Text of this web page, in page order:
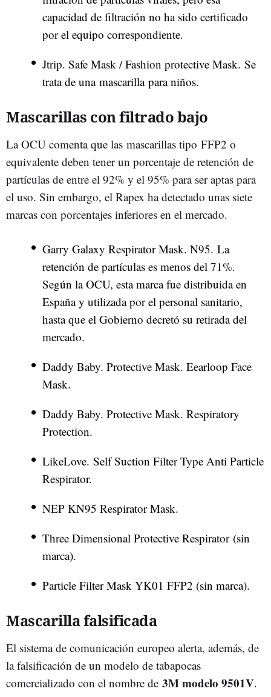
capacidad de filtración no ha sido certificado
por el equipo correspondiente.
Jtrip. Safe Mask / Fashion protective Mask. Se
trata de una mascarilla para niños.
Mascarillas con filtrado bajo
La OCU comenta que las mascarillas tipo FFP2 o
equivalente deben tener un porcentaje de retención de
partículas de entre el 92% y el 95% para ser aptas para
el uso. Sin embargo, el Rapex ha detectado unas siete
marcas con porcentajes inferiores en el mercado.
Garry Galaxy Respirator Mask. N95. La
retención de partículas es menos del 71%.
Según la OCU, esta marca fue distribuida en
España y utilizada por el personal sanitario,
hasta que el Gobierno decretó su retirada del
mercado.
Daddy Baby. Protective Mask. Eearloop Face
Mask.
Daddy Baby. Protective Mask. Respiratory
Protection.
LikeLove. Self Suction Filter Type Anti Particle
Respirator.
NEP KN95 Respirator Mask.
Three Dimensional Protective Respirator (sin
marca).
Particle Filter Mask YK01 FFP2 (sin marca).
Mascarilla falsificada
El sistema de comunicación europeo alerta, además, de
la falsificación de un modelo de tabapocas
comercializado con el nombre de 3M modelo 9501V.